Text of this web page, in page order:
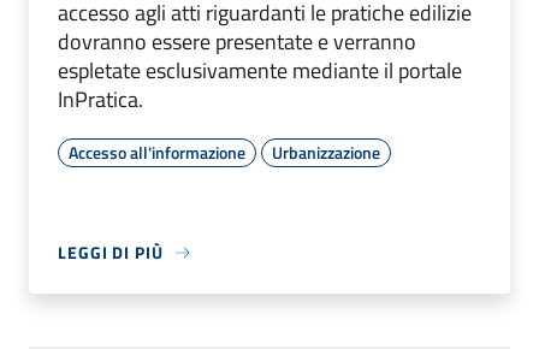
accesso agli atti riguardanti le pratiche edilizie
dovranno essere presentate e verranno
espletate esclusivamente mediante il portale
InPratica.
Accesso all'informazione Urbanizzazione
LEGGI DI PIÙ